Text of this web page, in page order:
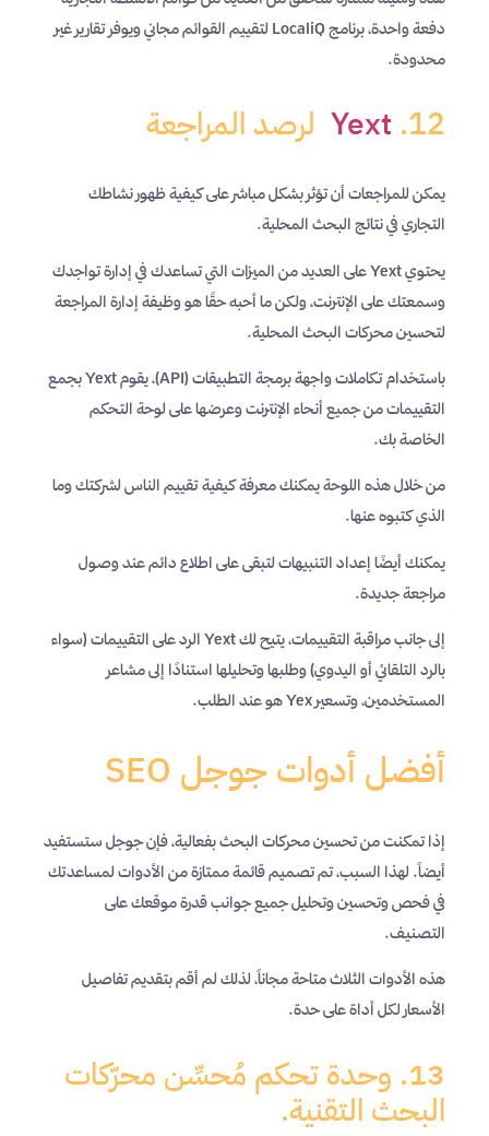
دفعة واحدة، برنامج LocaliQ لتقييم القوائم مجاني ويوفر تقارير غير
محدودة.
12.
Yext لرصد المراجعة
يمكن للمراجعات أن تؤثر بشكل مباشر على كيفية ظهور نشاطك
التجاري في نتائج البحث المحلية.
يحتوي Yext على العديد من الميزات التي تساعدك في إدارة تواجدك
وسمعتك على الإنترنت، ولكن ما أحبه حقًا هو وظيفة إدارة المراجعة
لتحسين محركات البحث المحلية.
باستخدام تكاملات واجهة برمجة التطبيقات (API)، يقوم Yext بجمع
التقييمات من جميع أنحاء الإنترنت وعرضها على لوحة التحكم
الخاصة بك.
من خلال هذه اللوحة يمكنك معرفة كيفية تقييم الناس لشركتك وما
الذي كتبوه عنها.
يمكنك أيضًا إعداد التنبيهات لتبقى على اطلاع دائم عند وصول
مراجعة جديدة.
إلى جانب مراقبة التقييمات، يتيح لك Yext الرد على التقييمات (سواء
بالرد التلقائي أو اليدوي) وطلبها وتحليلها استنادًا إلى مشاعر
المستخدمين، وتسعير Yex هو عند الطلب.
أفضل أدوات جوجل SEO
إذا تمكنت من تحسين محركات البحث بفعالية، فإن جوجل ستستفيد
أيضاً. لهذا السبب، تم تصميم قائمة ممتازة من الأدوات لمساعدتك
في فحص وتحسين وتحليل جميع جوانب قدرة موقعك على
التصنيف.
هذه الأدوات الثلاث متاحة مجاناً، لذلك لم أقم بتقديم تفاصيل
الأسعار لكل أداة على حدة.
13. وحدة تحكم مُحسِّن محرّكات
البحث التقنية.